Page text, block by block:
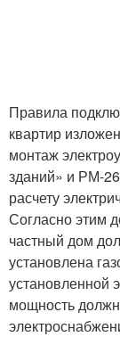
Правила
квартир
монтаж
зданий» и РМ-
расчету
Согласно этим
частный дом
установлена
установленной
мощность